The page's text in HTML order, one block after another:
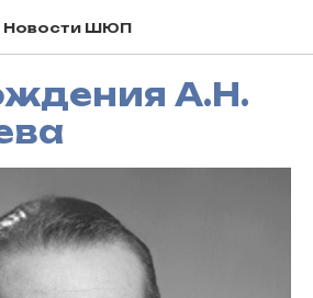
Новости ШЮП
А.Н.